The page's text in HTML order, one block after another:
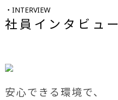
社員インタビュー
・INTERVIEW
安心できる環境で、